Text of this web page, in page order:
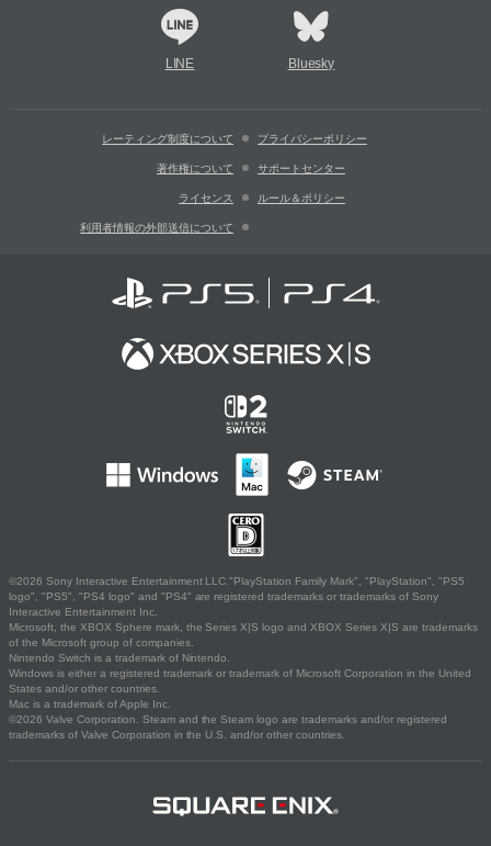
LINE Bluesky
レーティング制度について プライバシーポリシー
著作権について サポートセンター
ライセンス ルール＆ポリシー
利用者情報の外部送信について
©2026 Sony Interactive Entertainment LLC."PlayStation Family Mark", "PlayStation", "PS5
logo", "PS5", "PS4 logo" and "PS4" are registered trademarks or trademarks of Sony
Interactive Entertainment Inc.
Microsoft, the XBOX Sphere mark, the Series X|S logo and XBOX Series X|S are trademarks
of the Microsoft group of companies.
Nintendo Switch is a trademark of Nintendo.
Windows is either a registered trademark or trademark of Microsoft Corporation in the United
States and/or other countries.
Mac is a trademark of Apple Inc.
©2026 Valve Corporation. Steam and the Steam logo are trademarks and/or registered
trademarks of Valve Corporation in the U.S. and/or other countries.